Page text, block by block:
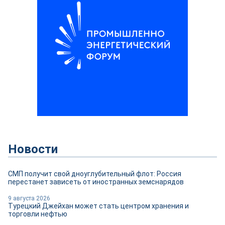
Новости
СМП получит свой дноуглубительный флот: Россия
перестанет зависеть от иностранных земснарядов
9 августа 2026
Турецкий Джейхан может стать центром хранения и
торговли нефтью